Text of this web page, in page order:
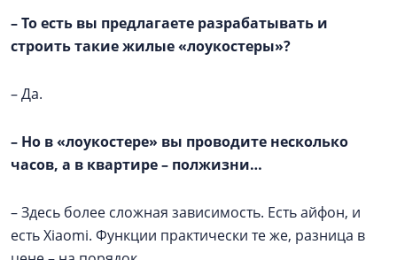
–То есть вы предлагаете разрабатывать и
строить такие жилые «лоукостеры»?
– Да.
– Но в «лоукостере» вы проводите несколько
часов, а в квартире – полжизни…
– Здесь более сложная зависимость. Есть айфон, и
есть Xiaomi. Функции практически те же, разница в